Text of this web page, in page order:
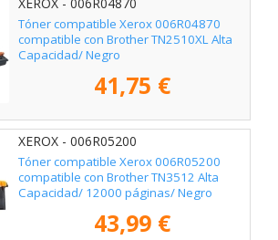
Tóner compatible Xerox 006R04870
compatible con Brother TN2510XL Alta
Capacidad/ Negro
41,75 €
XEROX - 006R05200
Tóner compatible Xerox 006R05200
compatible con Brother TN3512 Alta
Capacidad/ 12000 páginas/ Negro
43,99 €